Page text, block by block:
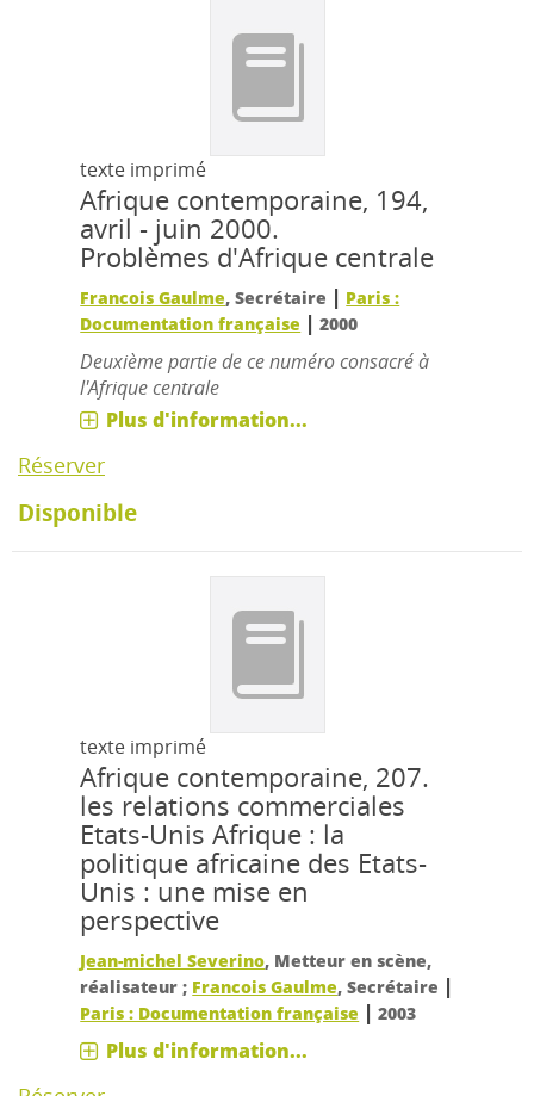
texte imprimé
Afrique contemporaine, 194,
avril - juin 2000.
Problèmes d'Afrique centrale
Francois Gaulme, Secrétaire | Paris :
Documentation française |2000
Deuxième partie de ce numéro consacré à
l'Afrique centrale
Plus d'information...
Réserver
Disponible
texte imprimé
Afrique contemporaine, 207.
les relations commerciales
Etats-Unis Afrique : la
politique africaine des Etats-
Unis : une mise en
perspective
Jean-michel Severino, Metteur en scène,
réalisateur ; Francois Gaulme, Secrétaire |
Paris : Documentation française |2003
Plus d'information...